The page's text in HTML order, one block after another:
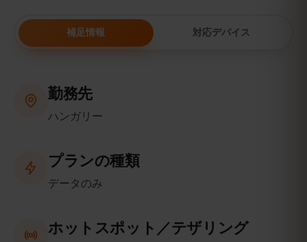
補足情報 対応デバイス
勤務先
ハンガリー
プランの種類
データのみ
ホットスポット／テザリング